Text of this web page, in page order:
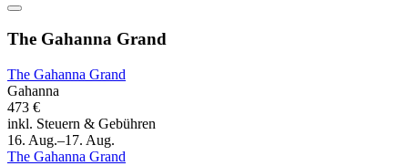
The Gahanna Grand
The Gahanna Grand
Gahanna
473 €
inkl. Steuern & Gebühren
16. Aug.–17. Aug.
The Gahanna Grand